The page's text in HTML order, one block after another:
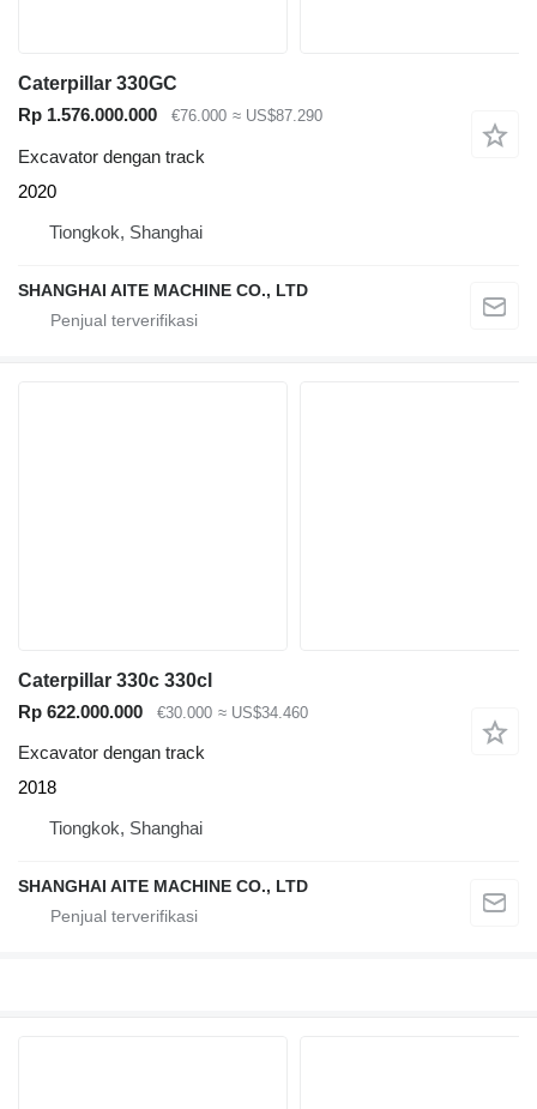
Caterpillar 330GC
Rp 1.576.000.000
€76.000 ≈ US$87.290
Excavator dengan track
2020
Tiongkok, Shanghai
SHANGHAI AITE MACHINE CO., LTD
Caterpillar 330c 330cl
Rp 622.000.000
€30.000 ≈ US$34.460
Excavator dengan track
2018
Tiongkok, Shanghai
SHANGHAI AITE MACHINE CO., LTD